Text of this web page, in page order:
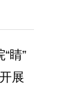
睛”
展